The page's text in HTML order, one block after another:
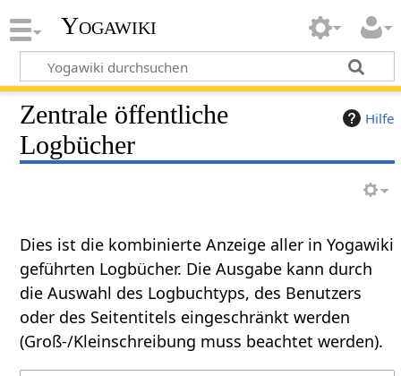
Yogawiki
Hilfe
Zentrale öffentliche
Logbücher
Dies ist die kombinierte Anzeige aller in Yogawiki
geführten Logbücher. Die Ausgabe kann durch
die Auswahl des Logbuchtyps, des Benutzers
oder des Seitentitels eingeschränkt werden
(Groß-/Kleinschreibung muss beachtet werden).